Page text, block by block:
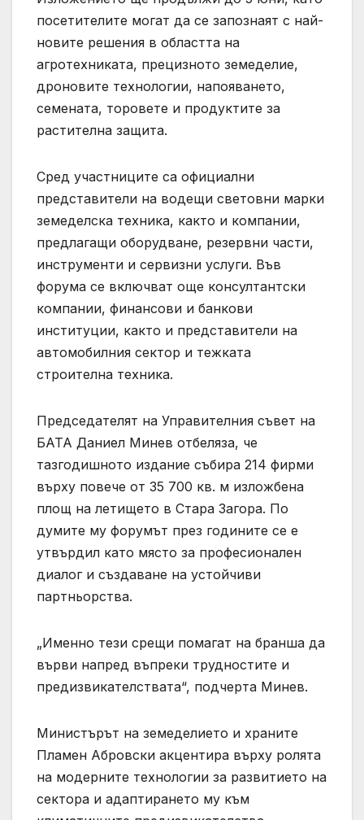
посетителите могат да се запознаят с най-
новите решения в областта на
агротехниката, прецизното земеделие,
дроновите технологии, напояването,
семената, торовете и продуктите за
растителна защита.
Сред участниците са официални
представители на водещи световни марки
земеделска техника, както и компании,
предлагащи оборудване, резервни части,
инструменти и сервизни услуги. Във
форума се включват още консултантски
компании, финансови и банкови
институции, както и представители на
автомобилния сектор и тежката
строителна техника.
Председателят на Управителния съвет на
БАТА Даниел Минев отбеляза, че
тазгодишното издание събира 214 фирми
върху повече от 35 700 кв. м изложбена
площ на летището в Стара Загора. По
думите му форумът през годините се е
утвърдил като място за професионален
диалог и създаване на устойчиви
партньорства.
„Именно тези срещи помагат на бранша да
върви напред въпреки трудностите и
предизвикателствата“, подчерта Минев.
Министърът на земеделието и храните
Пламен Абровски акцентира върху ролята
на модерните технологии за развитието на
сектора и адаптирането му към